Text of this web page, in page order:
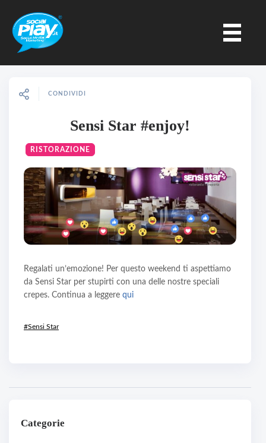
CONDIVIDI
Sensi Star #enjoy!
RISTORAZIONE
Regalati un’emozione! Per questo weekend ti aspettiamo
da Sensi Star per stupirti con una delle nostre speciali
crepes. Continua a leggere qui
#Sensi Star
Categorie